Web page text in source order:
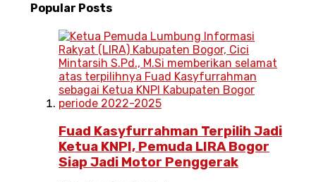
Popular Posts
Fuad Kasyfurrahman Terpilih Jadi
Ketua KNPI, Pemuda LIRA Bogor
Siap Jadi Motor Penggerak